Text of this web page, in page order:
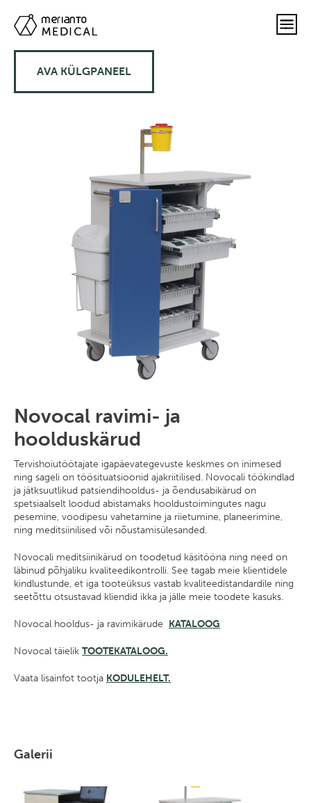
AVA KÜLGPANEEL
Novocal ravimi- ja
hoolduskärud
Tervishoiutöötajate igapäevategevuste keskmes on inimesed
ning sageli on töösituatsioonid ajakriitilised. Novocali töökindlad
ja jätksuutlikud patsiendihooldus- ja õendusabikärud on
spetsiaalselt loodud abistamaks hooldustoimingutes nagu
pesemine, voodipesu vahetamine ja riietumine, planeerimine,
ning meditsiinilised või nõustamisülesanded.
Novocali meditsiinikärud on toodetud käsitööna ning need on
läbinud põhjaliku kvaliteedikontrolli. See tagab meie klientidele
kindlustunde, et iga tooteüksus vastab kvaliteedistandardile ning
seetõttu otsustavad kliendid ikka ja jälle meie toodete kasuks.
Novocal hooldus- ja ravimikärude KATALOOG
Novocal täielik TOOTEKATALOOG.
Vaata lisainfot tootja KODULEHELT.
Galerii